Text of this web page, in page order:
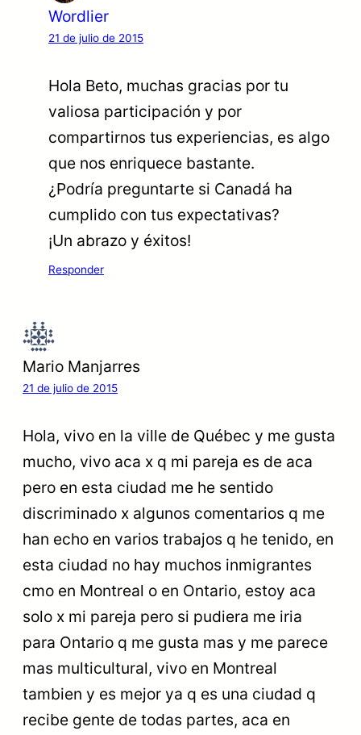
Wordlier
21 de julio de 2015
Hola Beto, muchas gracias por tu
valiosa participación y por
compartirnos tus experiencias, es algo
que nos enriquece bastante.
¿Podría preguntarte si Canadá ha
cumplido con tus expectativas?
¡Un abrazo y éxitos!
Responder
Mario Manjarres
21 de julio de 2015
Hola, vivo en la ville de Québec y me gusta
mucho, vivo aca x q mi pareja es de aca
pero en esta ciudad me he sentido
discriminado x algunos comentarios q me
han echo en varios trabajos q he tenido, en
esta ciudad no hay muchos inmigrantes
cmo en Montreal o en Ontario, estoy aca
solo x mi pareja pero si pudiera me iria
para Ontario q me gusta mas y me parece
mas multicultural, vivo en Montreal
tambien y es mejor ya q es una ciudad q
recibe gente de todas partes, aca en